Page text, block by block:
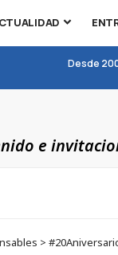
Desde
e
>